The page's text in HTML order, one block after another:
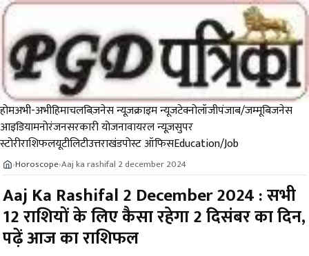
होमअभी-अभीहिमाचलबिज़नेस न्यूज़क्राइम न्यूजटेक्नोलॉजीपंजाब/जम्मूबिजनेस
आइडियामनोरंजनसरकारी योजनावायरल न्यूज़सुपर
स्टोरीराशिफलयूटीलिटीउत्तराखंडपोस्ट ऑफिसEducation/Job
›Horoscope›Aaj ka rashifal 2 december 2024
Aaj Ka Rashifal 2 December 2024 : सभी
12 राशियों के लिए कैसा रहेगा 2 दिसंबर का दिन,
पढ़ें आज का राशिफल